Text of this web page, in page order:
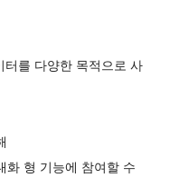
터를 다양한 목적으로 사
화 형 기능에 참여할 수